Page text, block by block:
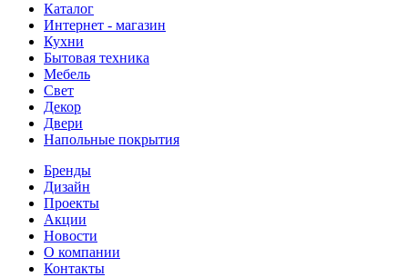
Каталог
Интернет - магазин
Кухни
Бытовая техника
Мебель
Свет
Декор
Двери
Напольные покрытия
Бренды
Дизайн
Проекты
Акции
Новости
О компании
Контакты